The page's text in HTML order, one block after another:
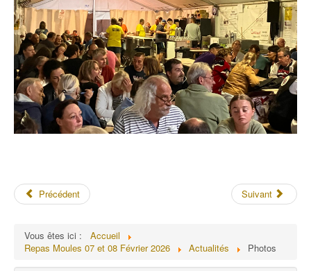
Précédent Suivant
Vous êtes ici :
Accueil
Repas Moules 07 et 08 Février 2026
Actualités Photos